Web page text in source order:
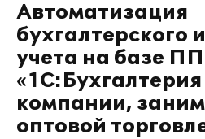
Автоматизация
бухгалтерского
учета на базе ПП
«1С:Бухгалтерия
компании,
оптовой